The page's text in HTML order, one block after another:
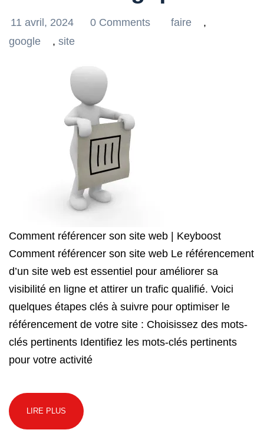
11 avril, 2024 0 Comments faire
,
google
, site
Comment référencer son site web | Keyboost
Comment référencer son site web Le référencement
d’un site web est essentiel pour améliorer sa
visibilité en ligne et attirer un trafic qualifié. Voici
quelques étapes clés à suivre pour optimiser le
référencement de votre site : Choisissez des mots-
clés pertinents Identifiez les mots-clés pertinents
pour votre activité
LIRE PLUS